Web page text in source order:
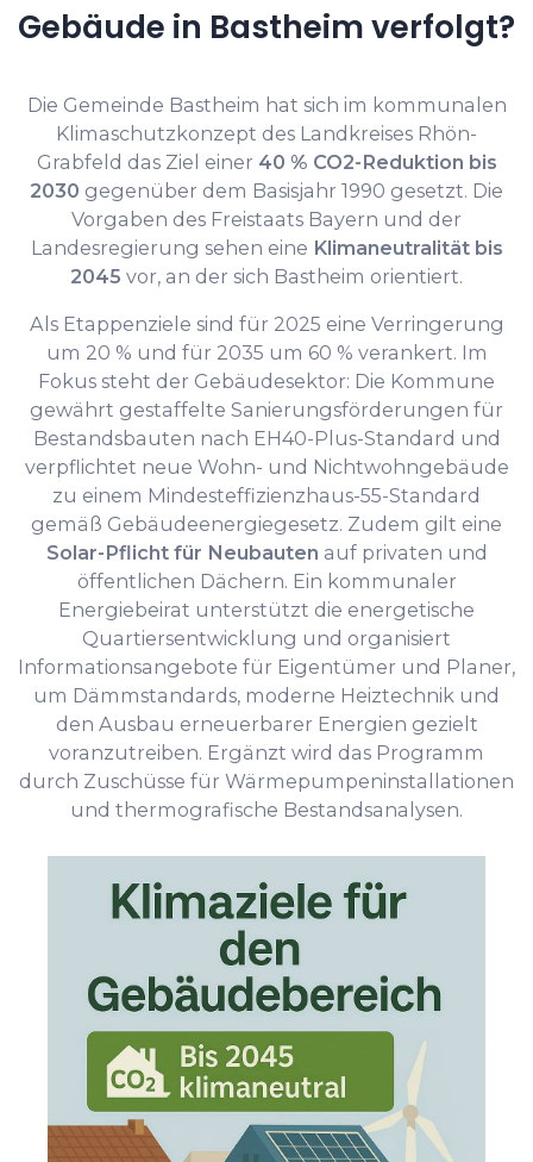
Gebäude in Bastheim verfolgt?
Die Gemeinde Bastheim hat sich im kommunalen
Klimaschutzkonzept des Landkreises Rhön-
Grabfeld das Ziel einer 40 % CO2-Reduktion bis
2030 gegenüber dem Basisjahr 1990 gesetzt. Die
Vorgaben des Freistaats Bayern und der
Landesregierung sehen eine Klimaneutralität bis
2045 vor, an der sich Bastheim orientiert.
Als Etappenziele sind für 2025 eine Verringerung
um 20 % und für 2035 um 60 % verankert. Im
Fokus steht der Gebäudesektor: Die Kommune
gewährt gestaffelte Sanierungsförderungen für
Bestandsbauten nach EH40-Plus-Standard und
verpflichtet neue Wohn- und Nichtwohngebäude
zu einem Mindesteffizienzhaus-55-Standard
gemäß Gebäudeenergiegesetz. Zudem gilt eine
Solar-Pflicht für Neubauten auf privaten und
öffentlichen Dächern. Ein kommunaler
Energiebeirat unterstützt die energetische
Quartiersentwicklung und organisiert
Informationsangebote für Eigentümer und Planer,
um Dämmstandards, moderne Heiztechnik und
den Ausbau erneuerbarer Energien gezielt
voranzutreiben. Ergänzt wird das Programm
durch Zuschüsse für Wärmepumpeninstallationen
und thermografische Bestandsanalysen.